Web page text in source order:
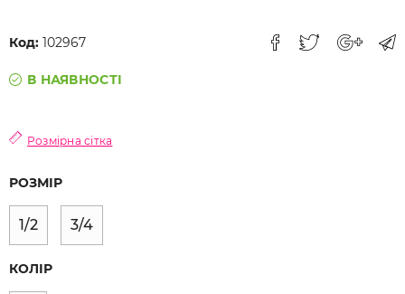
Код: 102967
В НАЯВНОСТІ
Розмірна сітка
РОЗМІР
1/2 3/4
КОЛІР